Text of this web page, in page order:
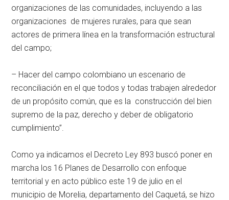
organizaciones de las comunidades, incluyendo a las
organizaciones de mujeres rurales, para que sean
actores de primera línea en la transformación estructural
del campo;
– Hacer del campo colombiano un escenario de
reconciliación en el que todos y todas trabajen alrededor
de un propósito común, que es la construcción del bien
supremo de la paz, derecho y deber de obligatorio
cumplimiento”.
Como ya indicamos el Decreto Ley 893 buscó poner en
marcha los 16 Planes de Desarrollo con enfoque
territorial y en acto público este 19 de julio en el
municipio de Morelia, departamento del Caquetá, se hizo